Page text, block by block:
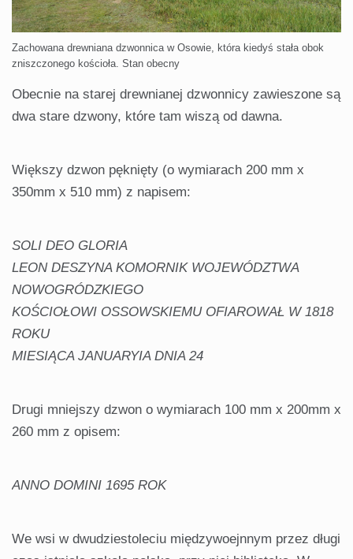
Zachowana drewniana dzwonnica w Osowie, która kiedyś stała obok
zniszczonego kościoła. Stan obecny
Obecnie na starej drewnianej dzwonnicy zawieszone są
dwa stare dzwony, które tam wiszą od dawna.
Większy dzwon pęknięty (o wymiarach 200 mm x
350mm x 510 mm) z napisem:
SOLI DEO GLORIA
LEON DESZYNA KOMORNIK WOJEWÓDZTWA
NOWOGRÓDZKIEGO
KOŚCIOŁOWI OSSOWSKIEMU OFIAROWAŁ W 1818
ROKU
MIESIĄCA JANUARYIA DNIA 24
Drugi mniejszy dzwon o wymiarach 100 mm x 200mm x
260 mm z opisem:
ANNO DOMINI 1695 ROK
We wsi w dwudziestoleciu międzywoejnnym przez długi